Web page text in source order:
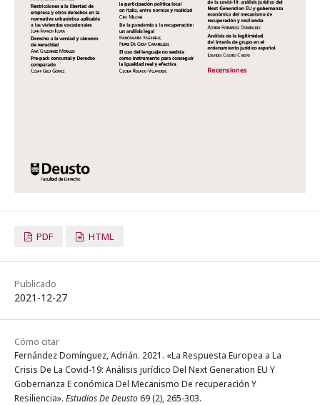
PDF HTML
Publicado
2021-12-27
Cómo citar
Fernández Domínguez, Adrián. 2021. «La Respuesta Europea a La
Crisis De La Covid-19: Análisis jurídico Del Next Generation EU Y
Gobernanza E conómica Del Mecanismo De recuperación Y
Resiliencia». Estudios De Deusto 69 (2), 265-303.